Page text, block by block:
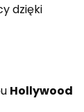
dzięki
Hollywood